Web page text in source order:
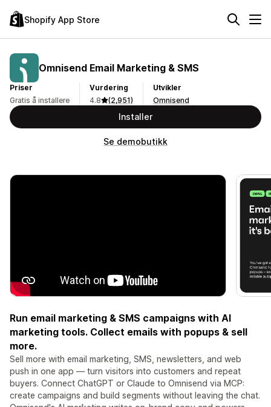
Shopify App Store
Omnisend Email Marketing & SMS
Priser
Gratis å installere
Vurdering
4.8
(2,951)
Utvikler
Omnisend
Installer
Se demobutikk
Run email marketing & SMS campaigns with AI
marketing tools. Collect emails with popups & sell
more.
Sell more with email marketing, SMS, newsletters, and web
push in one app — turn visitors into customers and repeat
buyers. Connect ChatGPT or Claude to Omnisend via MCP:
create campaigns and build segments without leaving the chat.